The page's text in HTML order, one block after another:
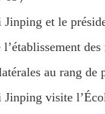
et le
l’établissement
au rang de
visite